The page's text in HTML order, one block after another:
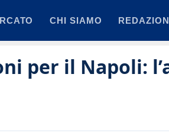
CHI SIAMO
per il Napoli: